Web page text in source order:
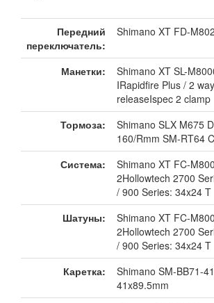
Передний
переключатель:
Shimano XT FD-
Манетки:
Shimano XT SL-
IRapidfire Plus / 2 way
releaseIspec 2 clamp
Тормоза:
Shimano SLX M675
160/Rmm SM-RT64
Система:
Shimano XT FC-
2Hollowtech 2700
/ 900 Series: 34x24 T
Шатуны:
Shimano XT FC-
2Hollowtech 2700
/ 900 Series: 34x24 T
Каретка:
Shimano SM-BB71-
41x89.5mm